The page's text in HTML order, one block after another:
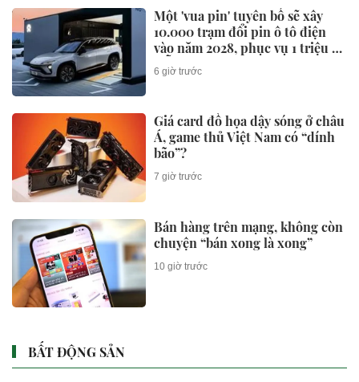
Một 'vua pin' tuyên bố sẽ xây
10.000 trạm đổi pin ô tô điện
vào năm 2028, phục vụ 1 triệu xe
mỗi ngày chỉ với 3 phút
6 giờ trước
Giá card đồ họa dậy sóng ở châu
Á, game thủ Việt Nam có “dính
bão”?
7 giờ trước
Bán hàng trên mạng, không còn
chuyện “bán xong là xong”
10 giờ trước
BẤT ĐỘNG SẢN